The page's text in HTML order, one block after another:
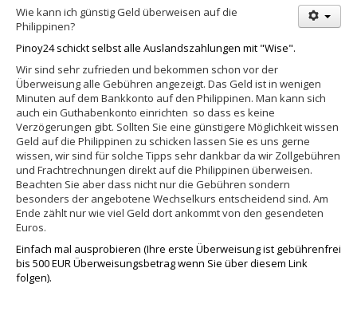
Wie kann ich günstig Geld überweisen auf die
Philippinen?
Pinoy24 schickt selbst alle Auslandszahlungen mit "Wise".
Wir sind sehr zufrieden und bekommen schon vor der
Überweisung alle Gebühren angezeigt. Das Geld ist in wenigen
Minuten auf dem Bankkonto auf den Philippinen. Man kann sich
auch ein Guthabenkonto einrichten so dass es keine
Verzögerungen gibt. Sollten Sie eine günstigere Möglichkeit wissen
Geld auf die Philippinen zu schicken lassen Sie es uns gerne
wissen, wir sind für solche Tipps sehr dankbar da wir Zollgebühren
und Frachtrechnungen direkt auf die Philippinen überweisen.
Beachten Sie aber dass nicht nur die Gebühren sondern
besonders der angebotene Wechselkurs entscheidend sind. Am
Ende zählt nur wie viel Geld dort ankommt von den gesendeten
Euros.
Einfach mal ausprobieren (Ihre erste Überweisung ist gebührenfrei
bis 500 EUR Überweisungsbetrag wenn Sie über diesem Link
folgen).